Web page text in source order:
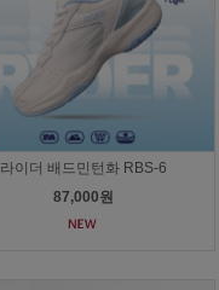
라이더 배드민턴화 RBS-6
87,000원